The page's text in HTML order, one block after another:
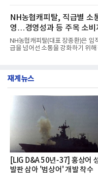
넘
혔다.‘동대문식 닭한마리 칼국수’
소비자 호응에 힘입어 지난 7월 13
단 18일 만에 누적 판매량 50만 개
거두었다.이번 신제품은 개발진이
전문점을 직접 찾아 다니며 최적의
했다. 자극적이지 않으면서도 깊은
개운한 풍미를 더했으며, 국물이
서도
NH농협캐피탈, 직급별 소
영…경영성과 등 주목 소비
NH농협캐피탈(대표 장종환)은 임
급을 넘어선 소통을 강화하기 위
영지원부 홍보팀과 2026년 새로이
쳐 진행됐다.참고로 새로이(e)는
세대들로(과장~계장) 구성된 자
직문화 혁신과 업무 효율성 향상
을 추진하며,새로운 변화와 이로
반에 전파하는 역할
재계뉴스
[LIG D&A 50년-37] 홍상어
발판 삼아 '범상어' 개발 착수